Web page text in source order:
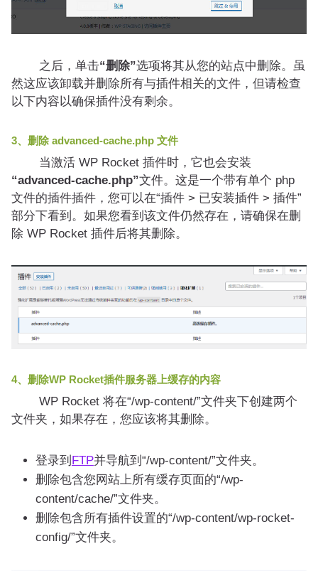
之后，单击“删除”选项将其从您的站点中删除。虽
然这应该卸载并删除所有与插件相关的文件，但请检查
以下内容以确保插件没有剩余。
3、删除 advanced-cache.php 文件
当激活 WP Rocket 插件时，它也会安装
“advanced-cache.php”文件。这是一个带有单个 php
文件的插件插件，您可以在“插件 > 已安装插件 > 插件”
部分下看到。如果您看到该文件仍然存在，请确保在删
除 WP Rocket 插件后将其删除。
4、删除WP Rocket插件服务器上缓存的内容
WP Rocket 将在“/wp-content/”文件夹下创建两个
文件夹，如果存在，您应该将其删除。
登录到 FTP并导航到“/wp-content/”文件夹。
删除包含您网站上所有缓存页面的“/wp-
content/cache/”文件夹。
删除包含所有插件设置的“/wp-content/wp-rocket-
config/”文件夹。